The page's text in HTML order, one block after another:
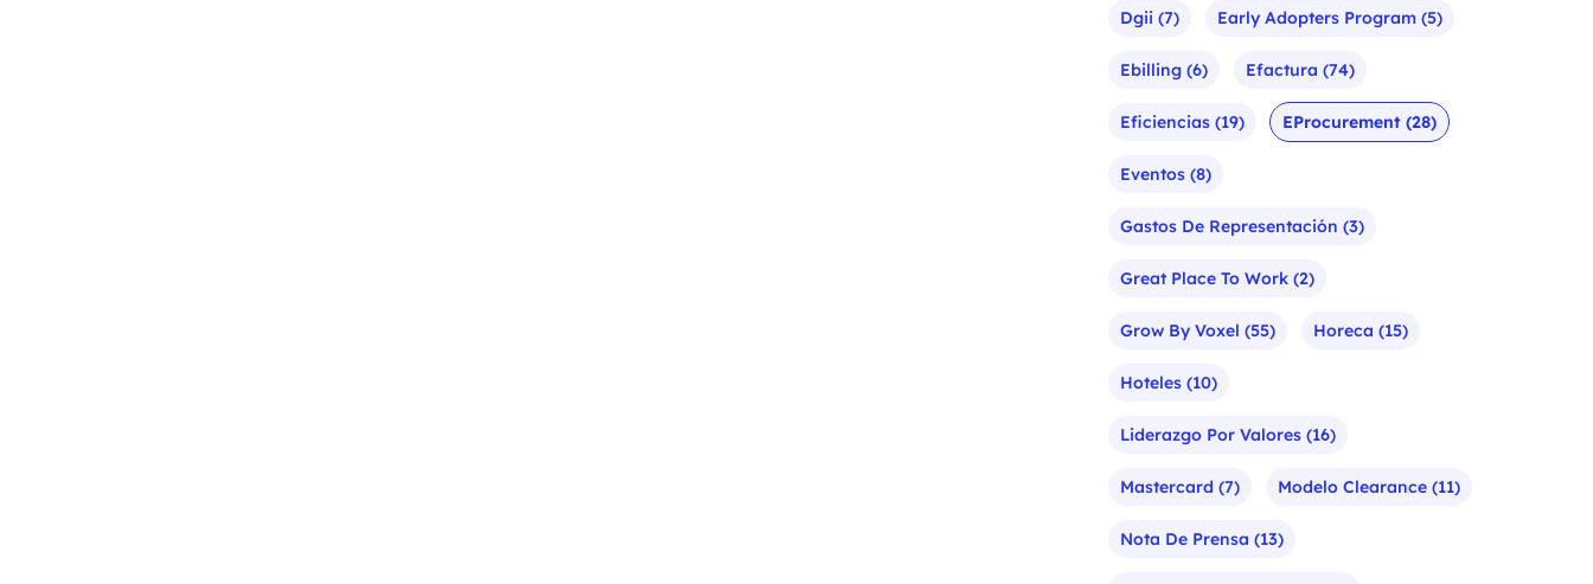
Dgii (7) Early Adopters Program(5)
Ebilling(6) Efactura (74)
Eficiencias(19) EProcurement(28)
Eventos(8)
Gastos De Representación (3)
Great Place To Work(2)
Grow By Voxel (55) Horeca (15)
Hoteles(10)
Liderazgo Por Valores(16)
Mastercard (7) Modelo Clearance(11)
Nota De Prensa (13)